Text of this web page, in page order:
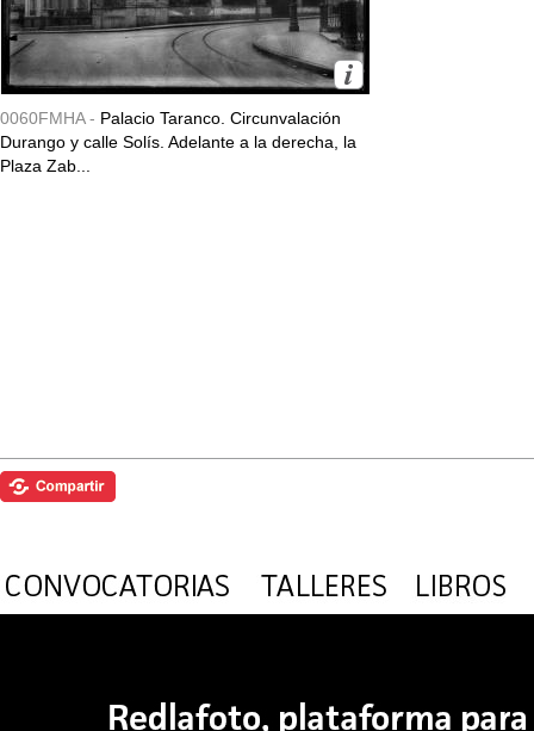
0060FMHA - Palacio Taranco. Circunvalación
Durango y calle Solís. Adelante a la derecha, la
Plaza Zab...